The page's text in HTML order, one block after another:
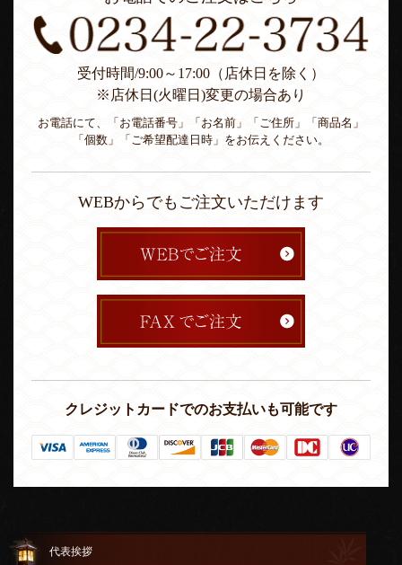
受付時間/9:00～17:00（店休日を除く）
※店休日(火曜日)変更の場合あり
お電話にて、「お電話番号」「お名前」「ご住所」「商品名」
「個数」「ご希望配達日時」をお伝えください。
WEBからでもご注文いただけます
クレジットカードでのお支払いも可能です
代表挨拶